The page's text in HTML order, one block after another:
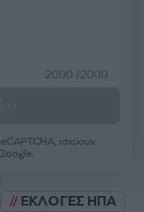
2000 /2000
ισχύουν
ΕΚΛΟΓΕΣ ΗΠΑ